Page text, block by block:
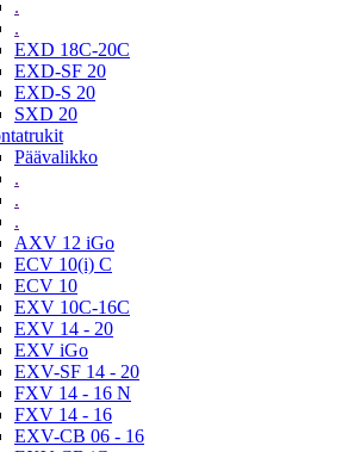
.
.
EXD 18C-20C
EXD-SF 20
EXD-S 20
SXD 20
Päävalikko
.
.
.
AXV 12 iGo
ECV 10(i) C
ECV 10
EXV 10C-16C
EXV 14 - 20
EXV iGo
EXV-SF 14 - 20
FXV 14 - 16 N
FXV 14 - 16
EXV-CB 06 - 16